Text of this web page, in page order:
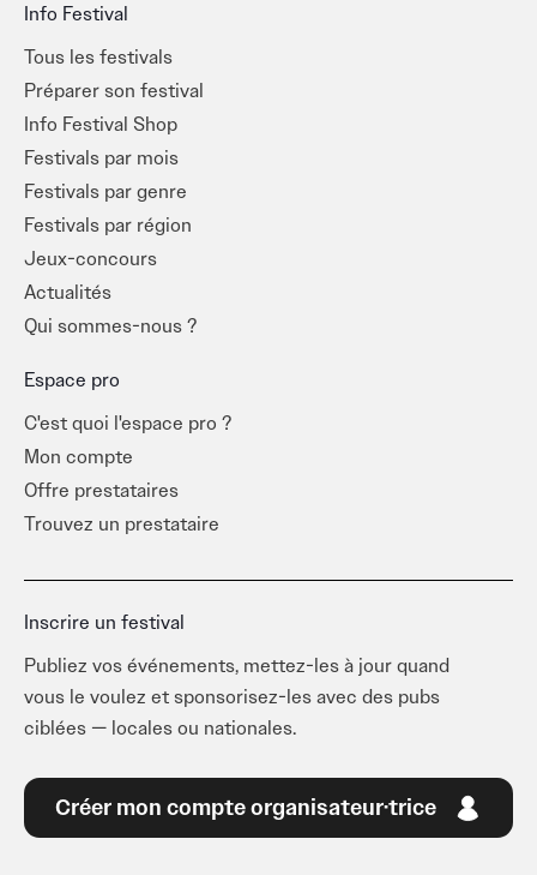
Info Festival
Tous les festivals
Préparer son festival
Info Festival Shop
Festivals par mois
Festivals par genre
Festivals par région
Jeux-concours
Actualités
Qui sommes-nous ?
Espace pro
C'est quoi l'espace pro ?
Mon compte
Offre prestataires
Trouvez un prestataire
Inscrire un festival
Publiez vos événements, mettez-les à jour quand
vous le voulez et sponsorisez-les avec des pubs
ciblées — locales ou nationales.
Créer mon compte organisateur·trice